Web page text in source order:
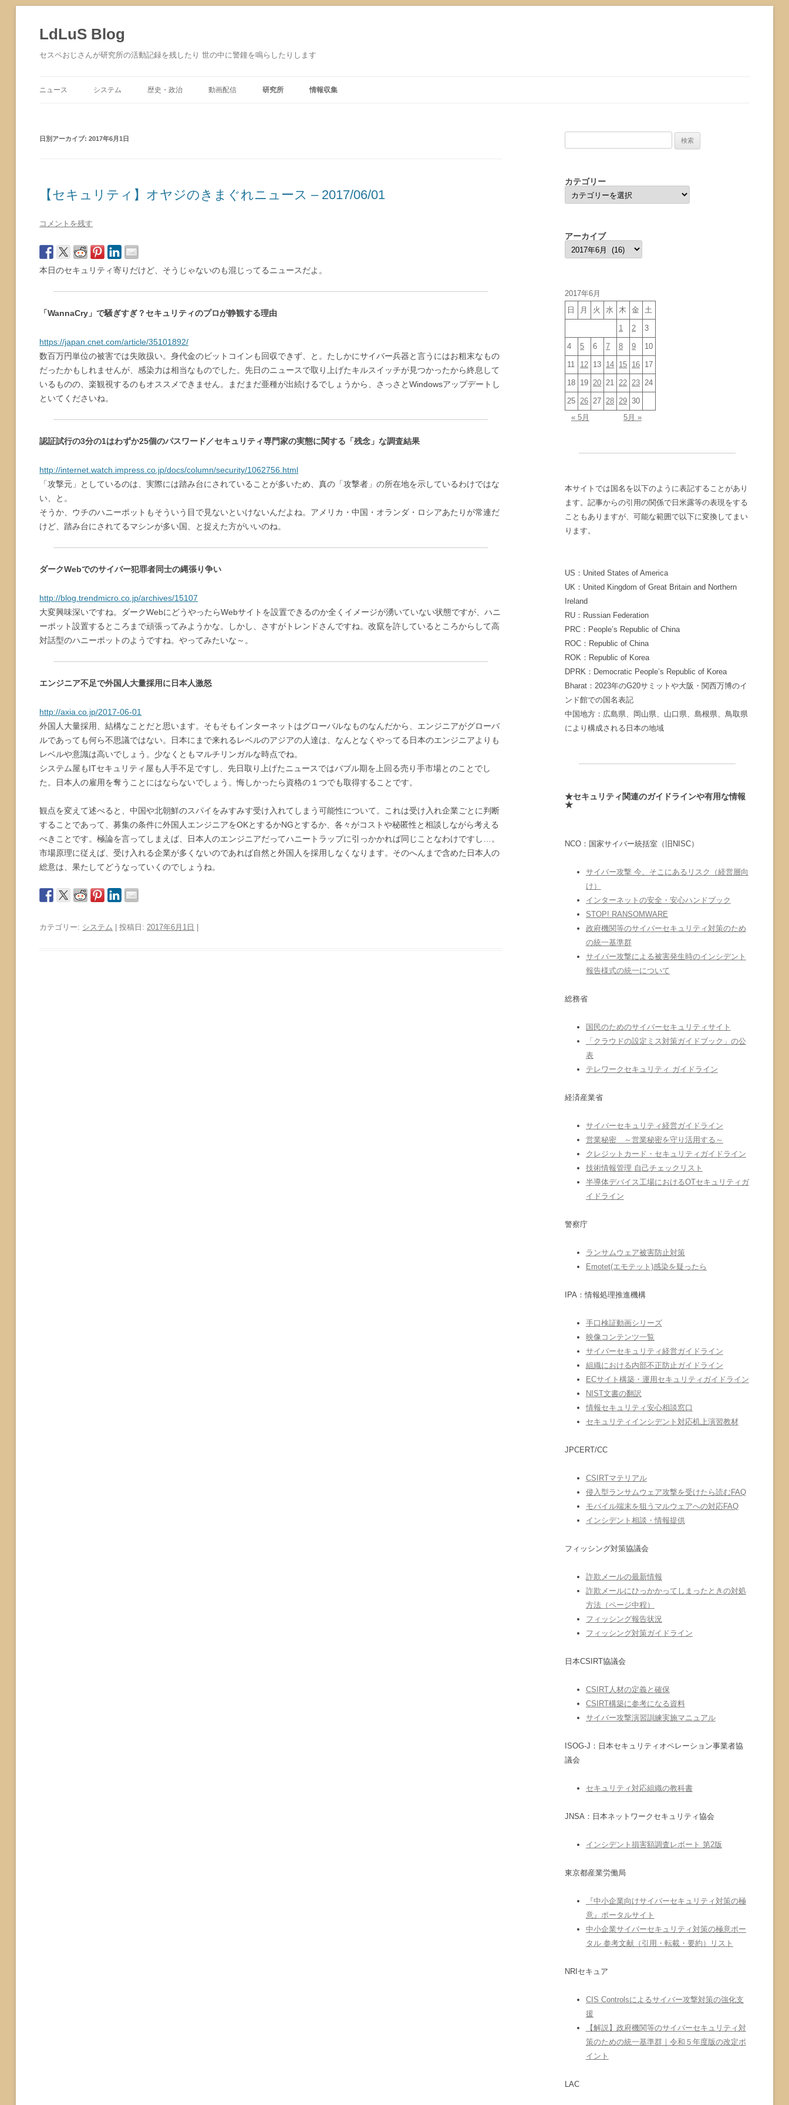
ツ
へ
ス
LdLuS Blog
セスペおじさんが研究所の活動記録を残したり 世の中に警鐘を鳴らしたりします
ニュース システム 歴史・政治 動画配信 研究所 情報収集
日別アーカイブ:2017年6月1日
【セキュリティ】オヤジのきまぐれニュース – 2017/06/01
コメントを残す
本日のセキュリティ寄りだけど、そうじゃないのも混じってるニュースだよ。
「WannaCry」で騒ぎすぎ？セキュリティのプロが静観する理由
https://japan.cnet.com/article/35101892/
数百万円単位の被害では失敗扱い。身代金のビットコインも回収できず、と。たしかにサイバー兵器と言うにはお粗末なもの
だったかもしれませんが、感染力は相当なものでした。先日のニュースで取り上げたキルスイッチが見つかったから終息して
いるものの、楽観視するのもオススメできません。まだまだ亜種が出続けるでしょうから、さっさとWindowsアップデートし
といてくださいね。
認証試行の3分の1はわずか25個のパスワード／セキュリティ専門家の実態に関する「残念」な調査結果
http://internet.watch.impress.co.jp/docs/column/security/1062756.html
「攻撃元」としているのは、実際には踏み台にされていることが多いため、真の「攻撃者」の所在地を示しているわけではな
い、と。
そうか、ウチのハニーポットもそういう目で見ないといけないんだよね。アメリカ・中国・オランダ・ロシアあたりが常連だ
けど、踏み台にされてるマシンが多い国、と捉えた方がいいのね。
ダークWebでのサイバー犯罪者同士の縄張り争い
http://blog.trendmicro.co.jp/archives/15107
大変興味深いですね。ダークWebにどうやったらWebサイトを設置できるのか全くイメージが湧いていない状態ですが、ハニ
ーポット設置するところまで頑張ってみようかな。しかし、さすがトレンドさんですね。改竄を許しているところからして高
対話型のハニーポットのようですね。やってみたいな～。
エンジニア不足で外国人大量採用に日本人激怒
http://axia.co.jp/2017-06-01
外国人大量採用、結構なことだと思います。そもそもインターネットはグローバルなものなんだから、エンジニアがグローバ
ルであっても何ら不思議ではない。日本にまで来れるレベルのアジアの人達は、なんとなくやってる日本のエンジニアよりも
レベルや意識は高いでしょう。少なくともマルチリンガルな時点でね。
システム屋もITセキュリティ屋も人手不足ですし、先日取り上げたニュースではバブル期を上回る売り手市場とのことでし
た。日本人の雇用を奪うことにはならないでしょう。悔しかったら資格の１つでも取得することです。
観点を変えて述べると、中国や北朝鮮のスパイをみすみす受け入れてしまう可能性について。これは受け入れ企業ごとに判断
することであって、募集の条件に外国人エンジニアをOKとするかNGとするか、各々がコストや秘匿性と相談しながら考える
べきことです。極論を言ってしまえば、日本人のエンジニアだってハニートラップに引っかかれば同じことなわけですし…。
市場原理に従えば、受け入れる企業が多くないのであれば自然と外国人を採用しなくなります。そのへんまで含めた日本人の
総意は、果たしてどうなっていくのでしょうね。
カテゴリー: システム | 投稿日:2017年6月1日
カテゴリー
カ
テ
ゴ
アーカイブ
ア
ー
カ
2017年6月
日
月 火 水 木 金 土
1 2 3
4 5 6 7 8 9 10
11 12 13 14 15 16 17
18 19 20 21 22 23 24
25 26 27 28 29 30
« 5月
5月 »
本サイトでは国名を以下のように表記することがあり
ます。記事からの引用の関係で日米露等の表現をする
こともありますが、可能な範囲で以下に変換してまい
ります。
US：United States of America
UK：United Kingdom of Great Britain and Northern
Ireland
RU：Russian Federation
PRC：People’s Republic of China
ROC：Republic of China
ROK：Republic of Korea
DPRK：Democratic People’s Republic of Korea
Bharat：2023年のG20サミットや大阪・関西万博のイ
ンド館での国名表記
中国地方：広島県、岡山県、山口県、島根県、鳥取県
により構成される日本の地域
★セキュリティ関連のガイドラインや有用な情報
★
NCO：国家サイバー統括室（旧NISC）
サイバー攻撃 今、そこにあるリスク（経営層向
け）
インターネットの安全・安心ハンドブック
STOP! RANSOMWARE
政府機関等のサイバーセキュリティ対策のため
の統一基準群
サイバー攻撃による被害発生時のインシデント
報告様式の統一について
総務省
国民のためのサイバーセキュリティサイト
「クラウドの設定ミス対策ガイドブック」の公
表
テレワークセキュリティ ガイドライン
経済産業省
サイバーセキュリティ経営ガイドライン
営業秘密 ～営業秘密を守り活用する～
クレジットカード・セキュリティガイドライン
技術情報管理 自己チェックリスト
半導体デバイス工場におけるOTセキュリティガ
イドライン
警察庁
ランサムウェア被害防止対策
Emotet(エモテット)感染を疑ったら
IPA：情報処理推進機構
手口検証動画シリーズ
映像コンテンツ一覧
サイバーセキュリティ経営ガイドライン
組織における内部不正防止ガイドライン
ECサイト構築・運用セキュリティガイドライン
NIST文書の翻訳
情報セキュリティ安心相談窓口
セキュリティインシデント対応机上演習教材
JPCERT/CC
CSIRTマテリアル
侵入型ランサムウェア攻撃を受けたら読むFAQ
モバイル端末を狙うマルウェアへの対応FAQ
インシデント相談・情報提供
フィッシング対策協議会
詐欺メールの最新情報
詐欺メールにひっかかってしまったときの対処
方法（ページ中程）
フィッシング報告状況
フィッシング対策ガイドライン
日本CSIRT協議会
CSIRT人材の定義と確保
CSIRT構築に参考になる資料
サイバー攻撃演習訓練実施マニュアル
ISOG-J：日本セキュリティオペレーション事業者協
議会
セキュリティ対応組織の教科書
JNSA：日本ネットワークセキュリティ協会
インシデント損害額調査レポート 第2版
東京都産業労働局
『中小企業向けサイバーセキュリティ対策の極
意』ポータルサイト
中小企業サイバーセキュリティ対策の極意ポー
タル 参考文献（引用・転載・要約）リスト
NRIセキュア
CIS Controlsによるサイバー攻撃対策の強化支
援
【解説】政府機関等のサイバーセキュリティ対
策のための統一基準群｜令和５年度版の改定ポ
イント
LAC